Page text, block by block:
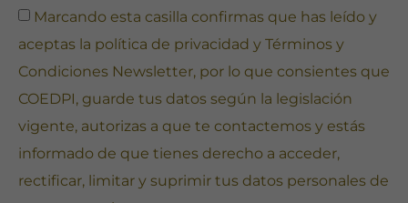
Marcando esta casilla confirmas que has leído y
aceptas la política de privacidad y Términos y
Condiciones Newsletter, por lo que consientes que
COEDPI, guarde tus datos según la legislación
vigente, autorizas a que te contactemos y estás
informado de que tienes derecho a acceder,
rectificar, limitar y suprimir tus datos personales de